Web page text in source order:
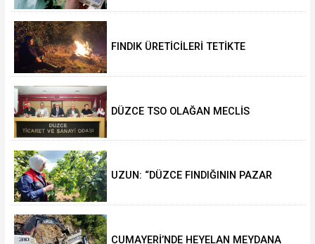
FINDIK ÜRETİCİLERİ TETİKTE
DÜZCE TSO OLAĞAN MECLİS
UZUN: “DÜZCE FINDIĞININ PAZAR
CUMAYERİ’NDE HEYELAN MEYDANA